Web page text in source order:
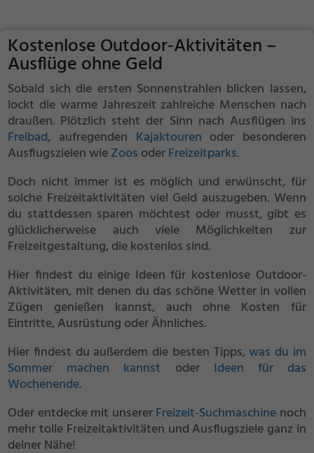
Kostenlose Outdoor-Aktivitäten –
Ausflüge ohne Geld
Sobald sich die ersten Sonnenstrahlen blicken lassen,
lockt die warme Jahreszeit zahlreiche Menschen nach
draußen. Plötzlich steht der Sinn nach Ausflügen ins
Freibad, aufregenden Kajaktouren oder besonderen
Ausflugszielen wieZoos oderFreizeitparks.
Doch nicht immer ist es möglich und erwünscht, für
solche Freizeitaktivitäten viel Geld auszugeben. Wenn
du stattdessen sparen möchtest oder musst, gibt es
glücklicherweise auch viele Möglichkeiten zur
Freizeitgestaltung, die kostenlos sind.
Hier findest du einige Ideen für kostenlose Outdoor-
Aktivitäten, mit denen du das schöne Wetter in vollen
Zügen genießen kannst, auch ohne Kosten für
Eintritte, Ausrüstung oder Ähnliches.
Hier findest du außerdem die besten Tipps,was du im
Sommer machen kannst oder Ideen für das
Wochenende.
Oder entdecke mit unsererFreizeit-Suchmaschine noch
mehr tolle Freizeitaktivitäten und Ausflugsziele ganz in
deiner Nähe!